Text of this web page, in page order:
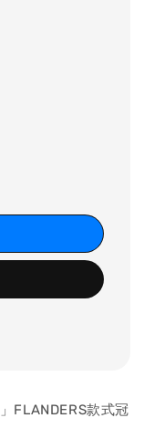
FLANDERS款式冠